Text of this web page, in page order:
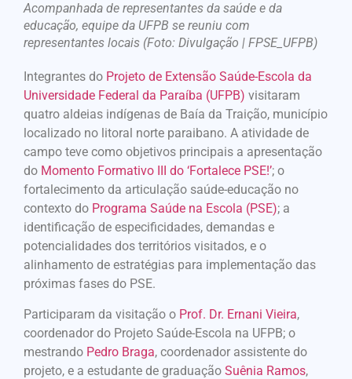
Acompanhada de representantes da saúde e da
educação, equipe da UFPB se reuniu com
representantes locais (Foto: Divulgação | FPSE_UFPB)
Integrantes do Projeto de Extensão Saúde-Escola da
Universidade Federal da Paraíba (UFPB) visitaram
quatro aldeias indígenas de Baía da Traição, município
localizado no litoral norte paraibano. A atividade de
campo teve como objetivos principais a apresentação
do Momento Formativo III do ‘Fortalece PSE!’; o
fortalecimento da articulação saúde-educação no
contexto do Programa Saúde na Escola (PSE); a
identificação de especificidades, demandas e
potencialidades dos territórios visitados, e o
alinhamento de estratégias para implementação das
próximas fases do PSE.
Participaram da visitação o Prof. Dr. Ernani Vieira,
coordenador do Projeto Saúde-Escola na UFPB; o
mestrando Pedro Braga, coordenador assistente do
projeto, e a estudante de graduação Suênia Ramos,